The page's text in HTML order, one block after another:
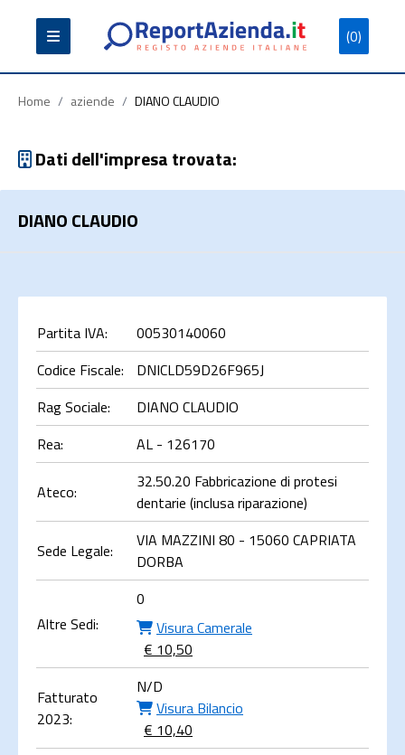
(0)
Partita
Iva
Codice
Fiscale
Ragione
Sociale
Cerca
Home / aziende / DIANO CLAUDIO
Dati dell'impresa trovata:
DIANO CLAUDIO
Partita IVA:
00530140060
Codice Fiscale:
DNICLD59D26F965J
Rag Sociale:
DIANO CLAUDIO
Rea:
AL - 126170
Ateco:
32.50.20 Fabbricazione di protesi
dentarie (inclusa riparazione)
Sede Legale:
VIA MAZZINI 80 - 15060 CAPRIATA
DORBA
Altre Sedi:
0
Visura Camerale
€ 10,50
Fatturato
2023:
N/D
Visura Bilancio
€ 10,40